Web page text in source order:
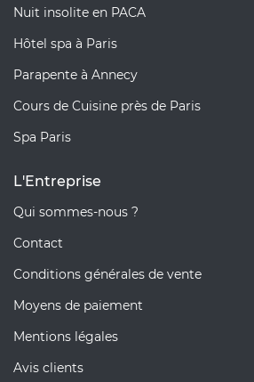
Nuit insolite en PACA
Hôtel spa à Paris
Parapente à Annecy
Cours de Cuisine près de Paris
Spa Paris
L'Entreprise
Qui sommes-nous ?
Contact
Conditions générales de vente
Moyens de paiement
Mentions légales
Avis clients